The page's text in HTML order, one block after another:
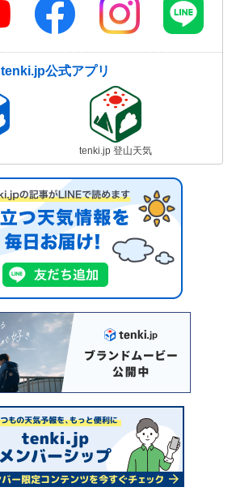
tenki.jp公式アプリ
tenki.jp 登山天気